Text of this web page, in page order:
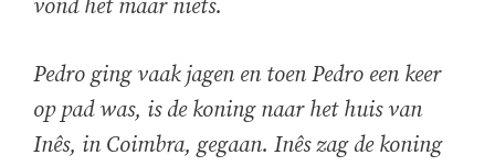
vond het maar niets.
Pedro ging vaak jagen en toen Pedro een keer
op pad was, is de koning naar het huis van
Inês, in Coimbra, gegaan. Inês zag de koning